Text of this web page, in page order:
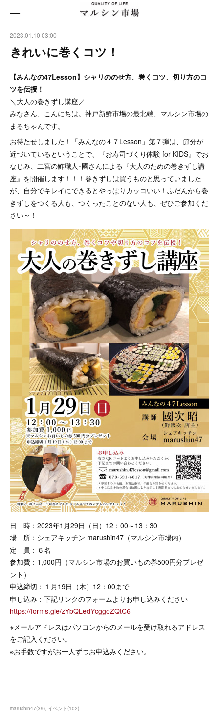
2023.01.10 03:00
きれいに巻くコツ！
【みんなの47Lesson】シャリののせ方、巻くコツ、切り方のコ
ツを伝授！
＼大人の巻きずし講座／
みなさん、こんにちは。神戸新鮮市場の最北端、マルシン市場の
まるちゃんです。
お待たせしました！「みんなの４７Lesson」第７弾は、節分が
近づいているということで、『お寿司づくり体験 for KIDS』でお
なじみ、二宮の鮓職人･國さんによる『大人のための巻きずし講
座』を開催します！！！巻きずしは買うものと思っていました
が、自分でキレイにできるとやっぱりカッコいい！ふだんから巻
きずしをつくる人も、つくったことのない人も、ぜひご参加くだ
さい～！
日 時：2023年1月29日（日）12：00～13：30
場 所：シェアキッチン marushin47（マルシン市場内）
定 員：６名
参加費：1,000円（マルシン市場のお買いもの券500円分プレゼ
ント）
申込締切：１月19日（木）12：00まで
申し込み：下記リンクのフォームよりお申し込みください
https://forms.gle/zYbQLedYcggoZQtC6
※メールアドレスはパソコンからのメールを受け取れるアドレス
をご記入ください。
※お手数ですがお一人ずつお申込みください。
marushin47(39) イベント(102)